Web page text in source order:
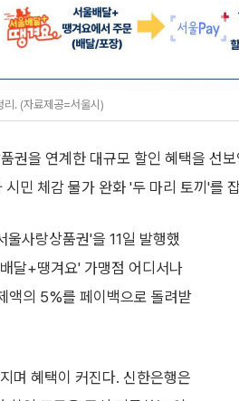
. (자료제공=서울시)
권을 연계한 대규모 할인 혜택을 선
민 체감 물가 완화 '두 마리 토끼'를
사랑상품권'을 11일 발행했
달+땡겨요' 가맹점 어디서나
액의 5%를 페이백으로 돌려받
며 혜택이 커진다. 신한은행은